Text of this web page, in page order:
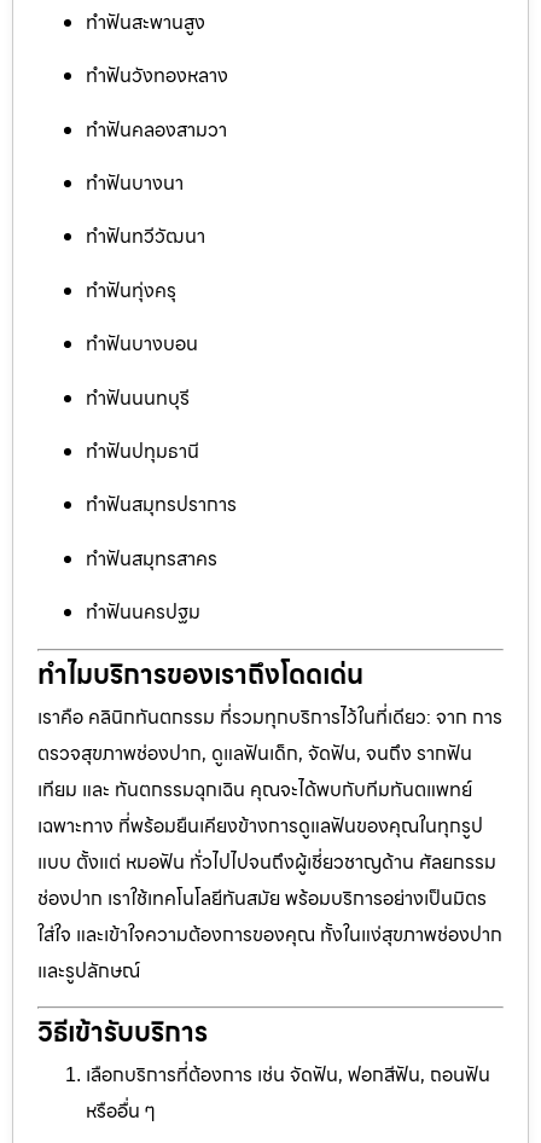
ทำฟันสะพานสูง
ทำฟันวังทองหลาง
ทำฟันคลองสามวา
ทำฟันบางนา
ทำฟันทวีวัฒนา
ทำฟันทุ่งครุ
ทำฟันบางบอน
ทำฟันนนทบุรี
ทำฟันปทุมธานี
ทำฟันสมุทรปราการ
ทำฟันสมุทรสาคร
ทำฟันนครปฐม
ทำไมบริการของเราถึงโดดเด่น
เราคือ คลินิกทันตกรรม ที่รวมทุกบริการไว้ในที่เดียว: จาก การ
ตรวจสุขภาพช่องปาก, ดูแลฟันเด็ก, จัดฟัน, จนถึง รากฟัน
เทียม และ ทันตกรรมฉุกเฉิน คุณจะได้พบกับทีมทันตแพทย์
เฉพาะทาง ที่พร้อมยืนเคียงข้างการดูแลฟันของคุณในทุกรูป
แบบ ตั้งแต่ หมอฟัน ทั่วไปไปจนถึงผู้เชี่ยวชาญด้าน ศัลยกรรม
ช่องปาก เราใช้เทคโนโลยีทันสมัย พร้อมบริการอย่างเป็นมิตร
ใส่ใจ และเข้าใจความต้องการของคุณ ทั้งในแง่สุขภาพช่องปาก
และรูปลักษณ์
วิธีเข้ารับบริการ
เลือกบริการที่ต้องการ เช่น จัดฟัน, ฟอกสีฟัน, ถอนฟัน
หรืออื่น ๆ